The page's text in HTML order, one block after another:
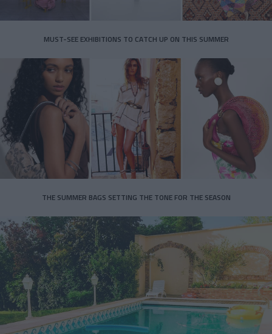
MUST-SEE EXHIBITIONS TO CATCH UP ON THIS SUMMER
THE SUMMER BAGS SETTING THE TONE FOR THE SEASON